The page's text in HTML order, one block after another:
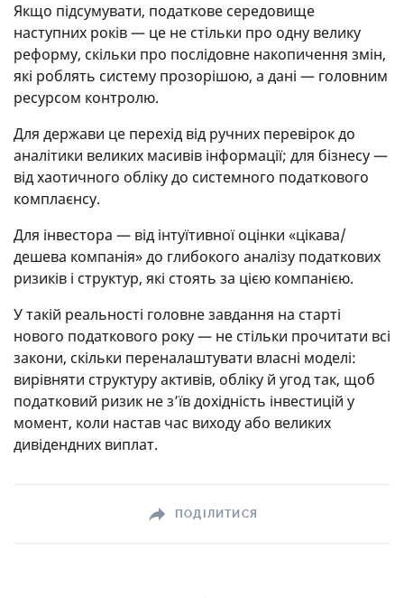
Якщо підсумувати, податкове середовище
наступних років — це не стільки про одну велику
реформу, скільки про послідовне накопичення змін,
які роблять систему прозорішою, а дані — головним
ресурсом контролю.
Для держави це перехід від ручних перевірок до
аналітики великих масивів інформації; для бізнесу —
від хаотичного обліку до системного податкового
комплаєнсу.
Для інвестора — від інтуїтивної оцінки «цікава/
дешева компанія» до глибокого аналізу податкових
ризиків і структур, які стоять за цією компанією.
У такій реальності головне завдання на старті
нового податкового року — не стільки прочитати всі
закони, скільки переналаштувати власні моделі:
вирівняти структуру активів, обліку й угод так, щоб
податковий ризик не з’їв дохідність інвестицій у
момент, коли настав час виходу або великих
дивідендних виплат.
ПОДІЛИТИСЯ